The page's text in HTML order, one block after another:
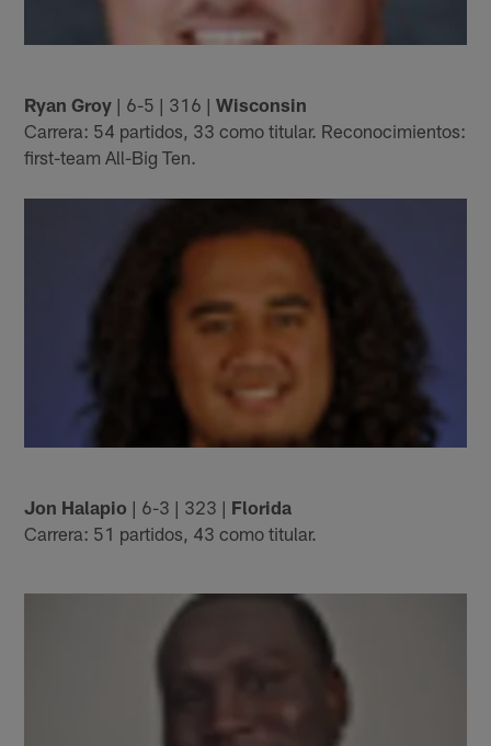
Ryan Groy | 6-5 | 316 |Wisconsin
Carrera: 54 partidos, 33 como titular. Reconocimientos:
first-team All-Big Ten.
Jon Halapio | 6-3 | 323 | Florida
Carrera: 51 partidos, 43 como titular.